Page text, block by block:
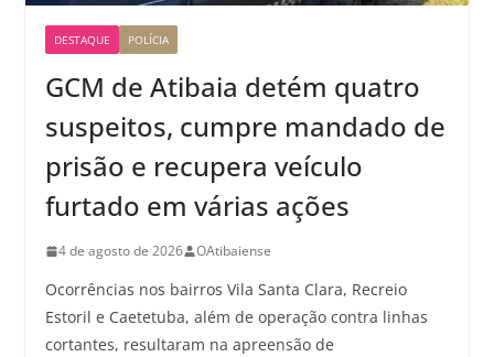
DESTAQUE POLÍCIA
GCM de Atibaia detém quatro
suspeitos, cumpre mandado de
prisão e recupera veículo
furtado em várias ações
4 de agosto de 2026 OAtibaiense
Ocorrências nos bairros Vila Santa Clara, Recreio
Estoril e Caetetuba, além de operação contra linhas
cortantes, resultaram na apreensão de